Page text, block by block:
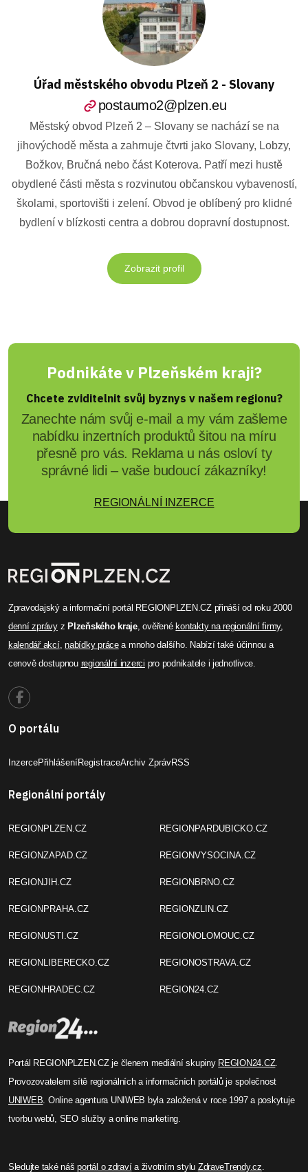
Úřad městského obvodu Plzeň 2 - Slovany
postaumo2@plzen.eu
Městský obvod Plzeň 2 – Slovany se nachází se na
jihovýchodě města a zahrnuje čtvrti jako Slovany, Lobzy,
Božkov, Bručná nebo část Koterova. Patří mezi hustě
obydlené části města s rozvinutou občanskou vybaveností,
školami, sportovišti i zelení. Obvod je oblíbený pro klidné
bydlení v blízkosti centra a dobrou dopravní dostupnost.
Zobrazit profil
Podnikáte v Plzeňském kraji?
Chcete zviditelnit svůj byznys v našem regionu?
Zanechte nám svůj e-mail a my vám zašleme
nabídku inzertních produktů šitou na míru
přesně pro vás. Reklama u nás osloví ty
správné lidi – vaše budoucí zákazníky!
REGIONÁLNÍ INZERCE
Zpravodajský a informační portál REGIONPLZEN.CZ přináší od roku 2000
denní zprávyz Plzeňského kraje, ověřené kontakty na regionální firmy,
kalendář akcí,nabídky prácea mnoho dalšího. Nabízí také účinnou a
cenově dostupnou regionální inzerci pro podnikatele i jednotlivce.
O portálu
InzercePřihlášeníRegistraceArchiv ZprávRSS
Regionální portály
REGIONPLZEN.CZ
REGIONZAPAD.CZ
REGIONJIH.CZ
REGIONPRAHA.CZ
REGIONUSTI.CZ
REGIONLIBERECKO.CZ
REGIONHRADEC.CZ
REGIONPARDUBICKO.CZ
REGIONVYSOCINA.CZ
REGIONBRNO.CZ
REGIONZLIN.CZ
REGIONOLOMOUC.CZ
REGIONOSTRAVA.CZ
REGION24.CZ
Portál REGIONPLZEN.CZ je členem mediální skupiny REGION24.CZ.
Provozovatelem sítě regionálních a informačních portálů je společnost
UNIWEB. Online agentura UNIWEB byla založená v roce 1997 a poskytuje
tvorbu webů, SEO služby a online marketing.
Sledujte také nášportál o zdravía životním stylu ZdraveTrendy.cz.